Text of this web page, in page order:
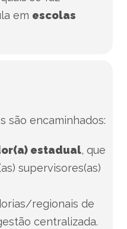
em escolas
são encaminhados:
estadual, que
supervisores(as)
regionais de
centralizada.